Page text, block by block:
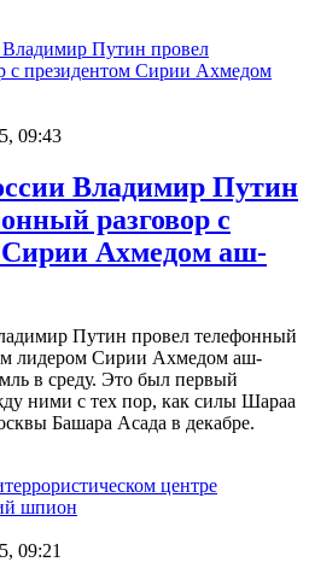
09:43
Владимир Путин
разговор с
Сирии Ахмедом аш-
Путин провел телефонный
лидером Сирии Ахмедом аш-
в среду. Это был первый
ними с тех пор, как силы Шараа
Башара Асада в декабре.
09:21